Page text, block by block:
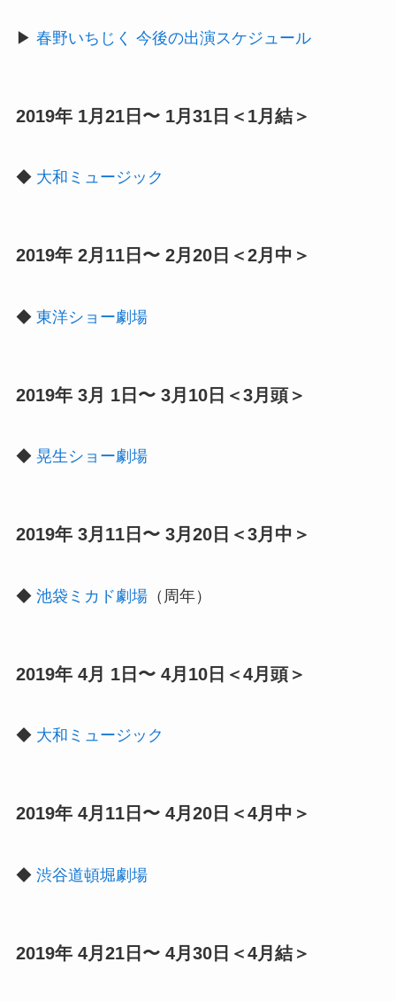
▶︎ 春野いちじく 今後の出演スケジュール
2019年 1月21日〜 1月31日＜1月結＞
◆ 大和ミュージック
2019年 2月11日〜 2月20日＜2月中＞
◆ 東洋ショー劇場
2019年 3月 1日〜 3月10日＜3月頭＞
◆ 晃生ショー劇場
2019年 3月11日〜 3月20日＜3月中＞
◆ 池袋ミカド劇場（周年）
2019年 4月 1日〜 4月10日＜4月頭＞
◆ 大和ミュージック
2019年 4月11日〜 4月20日＜4月中＞
◆ 渋谷道頓堀劇場
2019年 4月21日〜 4月30日＜4月結＞